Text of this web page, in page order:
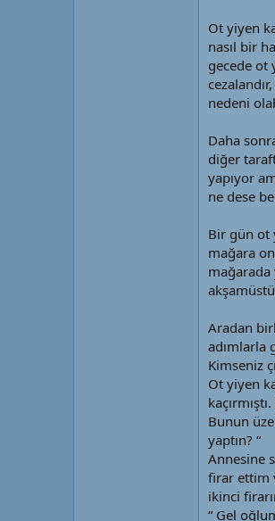
Ot yiyen
nasıl bir
gecede ot
nedeni
Daha
diğer
yapıyor
ne dese
Bir gün ot
mağara
Aradan
adımlarla
Kimseniz
Ot yiyen
Bunun
yaptın? “
Annesine
firar ettim
ikinci
“ Gel